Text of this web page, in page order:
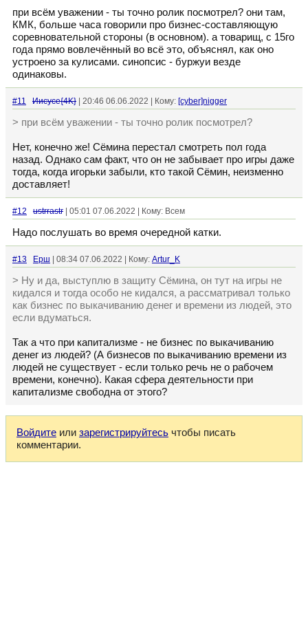
при всём уважении - ты точно ролик посмотрел? они там,
КМК, больше часа говорили про бизнес-составляющую
соревновательной стороны (в основном). а товарищ, с 15го
года прямо вовлечённый во всё это, объяснял, как оно
устроено за кулисами. синопсис - буржуи везде
одинаковы.
#11 Иисусе{4K} | 20:46 06.06.2022 | Кому: [cyber]nigger
> при всём уважении - ты точно ролик посмотрел?
Нет, конечно же! Сёмина перестал смотреть пол года
назад. Однако сам факт, что он не забывает про игры даже
тогда, когда игорьки забыли, кто такой Сёмин, неизменно
доставляет!
#12 ustrrastr | 05:01 07.06.2022 | Кому: Всем
Надо послушать во время очередной катки.
#13 Ерш | 08:34 07.06.2022 | Кому: Artur_K
> Ну и да, выступлю в защиту Сёмина, он тут на игры не
кидался и тогда особо не кидался, а рассматривал только
как бизнес по выкачиванию денег и времени из людей, это
если вдуматься.
Так а что при капитализме - не бизнес по выкачиванию
денег из людей? (А бизнесов по выкачиванию времени из
людей не существует - если только речь не о рабочем
времени, конечно). Какая сфера деятельности при
капитализме свободна от этого?
Войдите или зарегистрируйтесь чтобы писать
комментарии.